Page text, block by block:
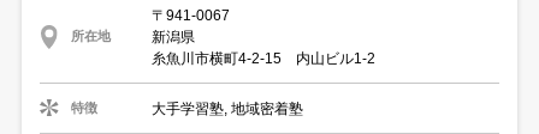
所在地
〒941-0067
新潟県
糸魚川市横町4-2-15 内山ビル1-2
特徴 大手学習塾, 地域密着塾